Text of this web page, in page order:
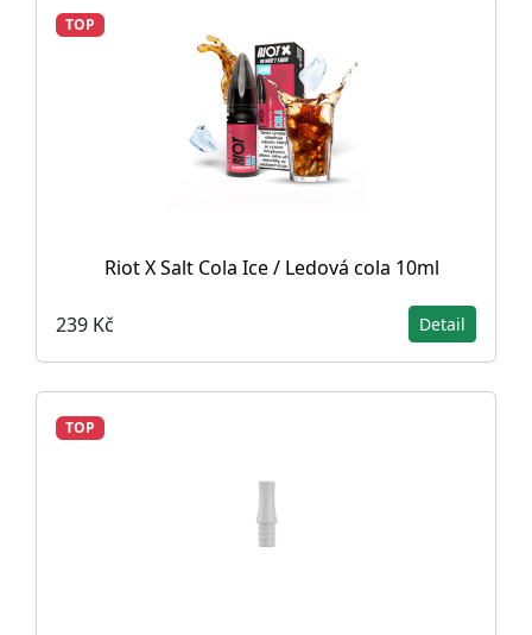
TOP
Riot X Salt Cola Ice / Ledová cola 10ml
239 Kč Detail
TOP